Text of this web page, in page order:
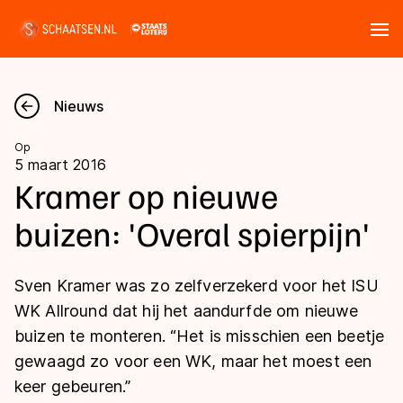
Nieuws
Kalender
Disciplines
Langebaan
Shorttrack
Inlineskaten
Uitslagen
Langebaan
Shorttrack
Marathon
Tijden & historie
Ranglijsten Langebaan
Nieuws
Op
5 maart 2016
Kramer op nieuwe
buizen: 'Overal spierpijn'
Sven Kramer was zo zelfverzekerd voor het ISU
WK Allround dat hij het aandurfde om nieuwe
buizen te monteren. “Het is misschien een beetje
gewaagd zo voor een WK, maar het moest een
keer gebeuren.”